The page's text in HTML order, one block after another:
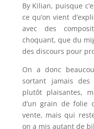
By Kilian, puisque
ce qu’on vient
avec des
choquant, que du
des discours pour
On a donc
sortant jamais des
plutôt plaisantes,
d’un grain de folie
vente, mais qui
on a mis autant de